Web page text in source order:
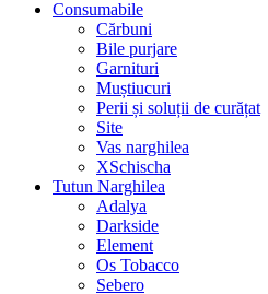
Consumabile
Cărbuni
Bile purjare
Garnituri
Muștiucuri
Perii și soluții de curățat
Site
Vas narghilea
XSchischa
Tutun Narghilea
Adalya
Darkside
Element
Os Tobacco
Sebero